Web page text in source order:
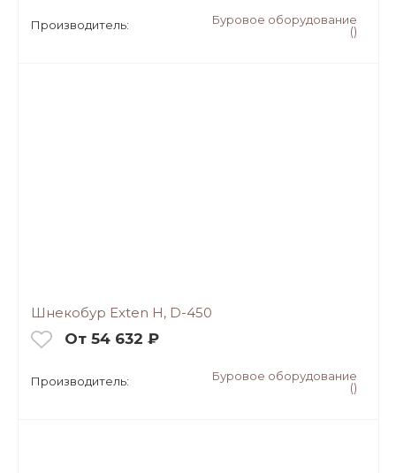
Производитель:
Буровое оборудование
()
Шнекобур Exten H, D-450
От 54 632 ₽
Производитель:
Буровое оборудование
()